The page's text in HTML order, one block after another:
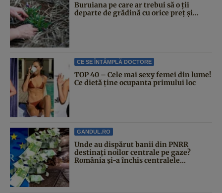
Buruiana pe care ar trebui să o ții
departe de grădină cu orice preț și...
CE SE ÎNTÂMPLĂ DOCTORE
TOP 40 – Cele mai sexy femei din lume!
Ce dietă ține ocupanta primului loc
GANDUL.RO
Unde au dispărut banii din PNRR
destinați noilor centrale pe gaze?
România și-a închis centralele...